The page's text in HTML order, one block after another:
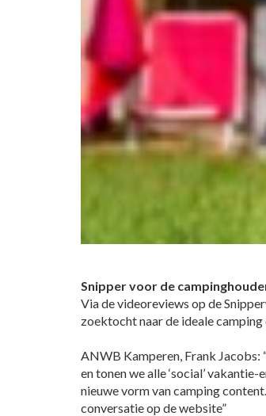
Snipper voor de
Via de videoreviews op de
zoektocht naar de ideale
ANWB Kamperen, Frank Jacobs:
en tonen we alle ‘social’
nieuwe vorm van camping
conversatie op de website”